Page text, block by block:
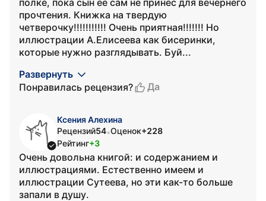
полке, пока сын ее сам не принес для вечернего
прочтения. Книжка на твердую
четверочку!!!!!!!!!!! Очень приятная!!!!!!! Но
иллюстрации А.Елисеева как бисеринки,
которые нужно разглядывать. Буй...
Развернуть
Понравилась рецензия?
Да
Ксения Алехина
Рецензий54•Оценок+228
Рейтинг+3
Очень довольна книгой: и содержанием и
иллюстрациями. Естественно имеем и
иллюстрации Сутеева, но эти как-то больше
запали в душу.